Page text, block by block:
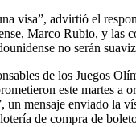
visa”, advirtió el
Marco Rubio, y las
no serán
de los Juegos
este martes a
un mensaje enviado la
de compra de